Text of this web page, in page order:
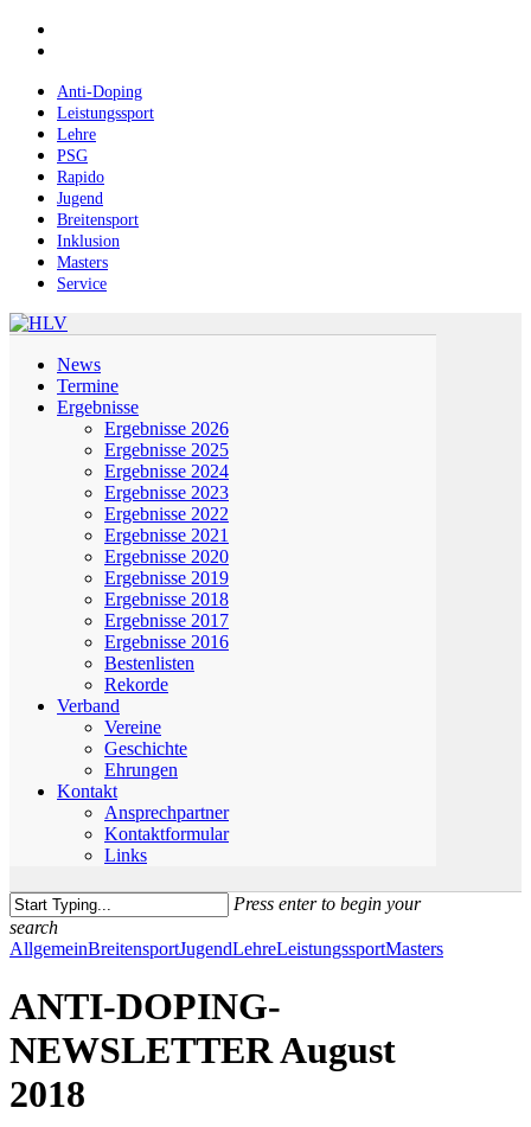
Skip
contentAnti-Doping
Leistungssport
Lehre
PSG
Rapido
Jugend
Breitensport
Inklusion
Masters
Service
News
Termine
Ergebnisse
Ergebnisse 2026
Ergebnisse 2025
Ergebnisse 2024
Ergebnisse 2023
Ergebnisse 2022
Ergebnisse 2021
Ergebnisse 2020
Ergebnisse 2019
Ergebnisse 2018
Ergebnisse 2017
Ergebnisse 2016
Bestenlisten
Rekorde
Verband
Vereine
Geschichte
Ehrungen
Kontakt
Ansprechpartner
Kontaktformular
Links
Press enter to begin your
search
Close
AllgemeinBreitensportJugendLehreLeistungssportMasters
ANTI-DOPING-
NEWSLETTER August
2018